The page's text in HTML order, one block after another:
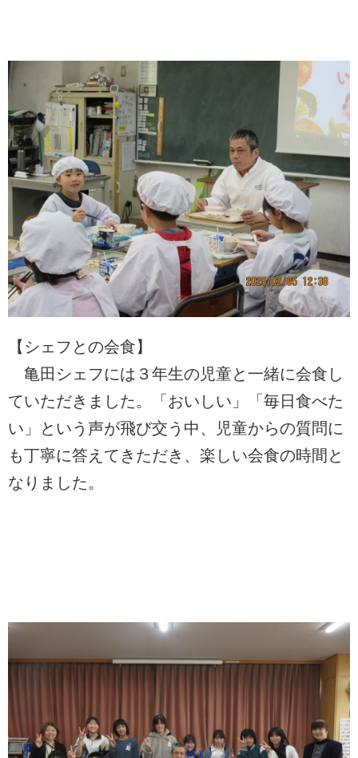
【シェフとの会食】
亀田シェフには３年生の児童と一緒に会食し
ていただきました。「おいしい」「毎日食べた
い」という声が飛び交う中、児童からの質問に
も丁寧に答えてきただき、楽しい会食の時間と
なりました。